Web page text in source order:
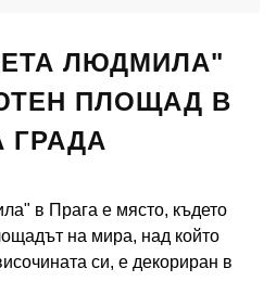
ЛЮДМИЛА"
ПЛОЩАД В
ГРАДА
в Прага е място, където
на мира, над който
си, е декориран в